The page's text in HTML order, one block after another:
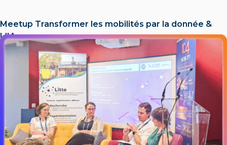
Meetup Transformer les mobilités par la donnée &
L'IA​
LIRE L'ACTU